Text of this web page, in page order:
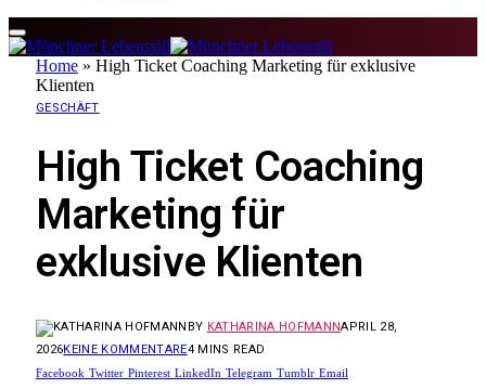
Home » High Ticket Coaching Marketing für exklusive
Klienten
GESCHÄFT
High Ticket Coaching
Marketing für
exklusive Klienten
BY KATHARINA HOFMANNAPRIL 28,
2026KEINE KOMMENTARE4 MINS READ
Facebook Twitter Pinterest LinkedIn Telegram Tumblr Email